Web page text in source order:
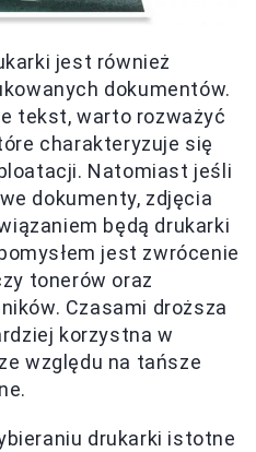
jest również
dokumentów.
tekst, warto rozważyć
charakteryzuje się
Natomiast jeśli
dokumenty, zdjęcia
będą drukarki
jest zwrócenie
tonerów oraz
Czasami droższa
korzystna w
względu na tańsze
drukarki istotne